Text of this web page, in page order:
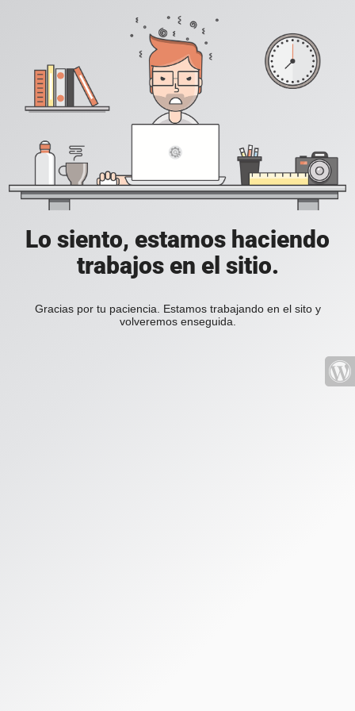
Lo siento, estamos haciendo
trabajos en el sitio.
Gracias por tu paciencia. Estamos trabajando en el sito y
volveremos enseguida.